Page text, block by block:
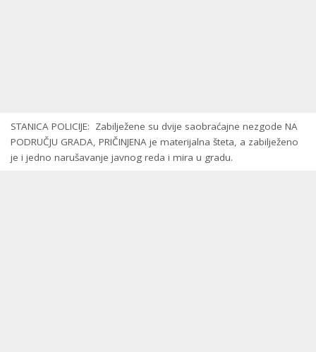
STANICA POLICIJE: Zabilježene su dvije saobraćajne nezgode NA
PODRUČJU GRADA, PRIČINJENA je materijalna šteta, a zabilježeno
je i jedno narušavanje javnog reda i mira u gradu.